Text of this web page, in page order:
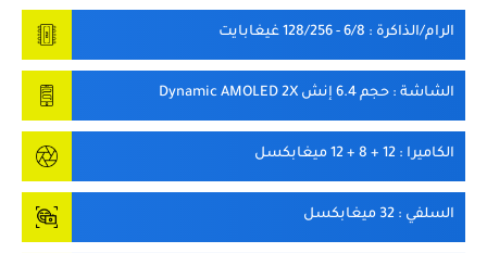
الرام/الذاكرة : 6/8 - 128/256 غيغابايت
الشاشة : حجم 6.4 إنش Dynamic AMOLED 2X
الكاميرا : 12 + 8 + 12 ميغابكسل
السلفي : 32 ميغابكسل